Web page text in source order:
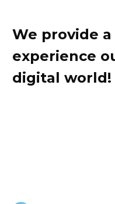
We provide
experience
digital world!